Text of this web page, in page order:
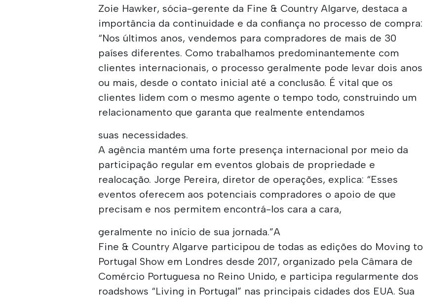
Zoie Hawker, sócia-gerente da Fine & Country Algarve, destaca a
importância da continuidade e da confiança no processo de compra:
“Nos últimos anos, vendemos para compradores de mais de 30
países diferentes. Como trabalhamos predominantemente com
clientes internacionais, o processo geralmente pode levar dois anos
ou mais, desde o contato inicial até a conclusão. É vital que os
clientes lidem com o mesmo agente o tempo todo, construindo um
relacionamento que garanta que realmente entendamos
suas necessidades.
A agência mantém uma forte presença internacional por meio da
participação regular em eventos globais de propriedade e
realocação. Jorge Pereira, diretor de operações, explica: “Esses
eventos oferecem aos potenciais compradores o apoio de que
precisam e nos permitem encontrá-los cara a cara,
geralmente no início de sua jornada.”A
Fine & Country Algarve participou de todas as edições do Moving to
Portugal Show em Londres desde 2017, organizado pela Câmara de
Comércio Portuguesa no Reino Unido, e participa regularmente dos
roadshows “Living in Portugal” nas principais cidades dos EUA. Sua